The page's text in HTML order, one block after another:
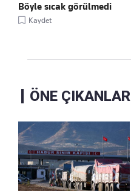
Böyle sıcak görülmedi
Kaydet
ÖNE ÇIKANLAR